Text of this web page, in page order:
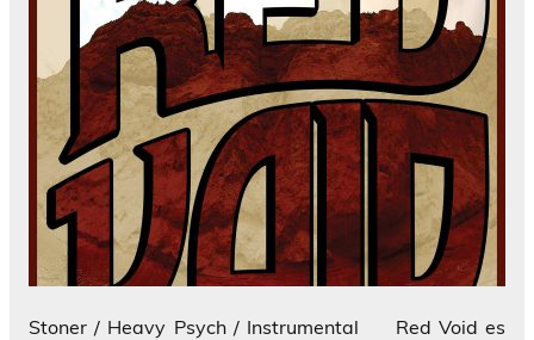
Stoner / Heavy Psych / Instrumental Red Void es